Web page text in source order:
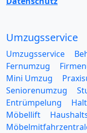
Umzugsservice
Umzugsservice
Fernumzug
Mini Umzug
Seniorenumzug
Entrümpelung
Möbellift